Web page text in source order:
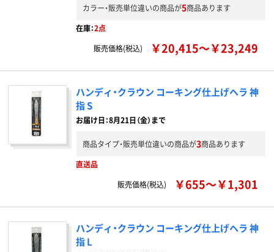
カラー・販売単位違いの商品が5商品あります
在庫：2点
販売価格(税込)
￥20,415～￥23,249
ハンディ・クラウン コーキング仕上げヘラ 神
指 S
お届け日：8月21日（金）まで
商品タイプ・販売単位違いの商品が3商品あります
直送品
販売価格(税込)
￥655～￥1,301
ハンディ・クラウン コーキング仕上げヘラ 神
指 L